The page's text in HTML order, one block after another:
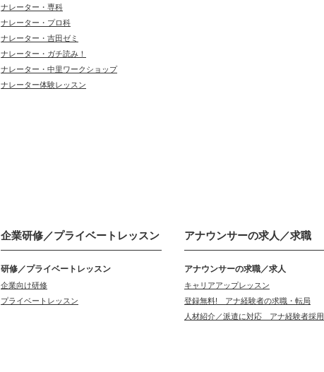
ナレーター・専科
ナレーター・プロ科
ナレーター・吉田ゼミ
ナレーター・ガチ読み！
ナレーター・中里ワークショップ
ナレーター体験レッスン
企業研修／プライベートレッスン
研修／プライベートレッスン
企業向け研修
プライベートレッスン
アナウンサーの求人／求職
アナウンサーの求職／求人
キャリアアップレッスン
登録無料! アナ経験者の求職・転局
人材紹介／派遣に対応 アナ経験者採用